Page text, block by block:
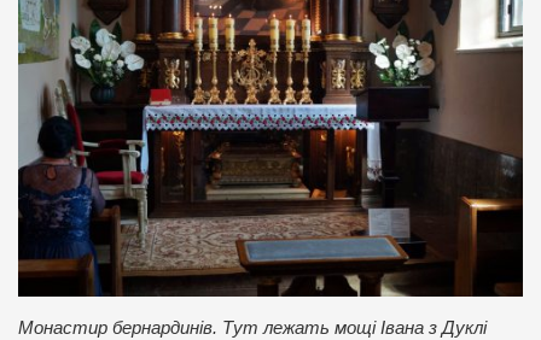
Монастир бернардинів. Тут лежать мощі Івана з Дуклі